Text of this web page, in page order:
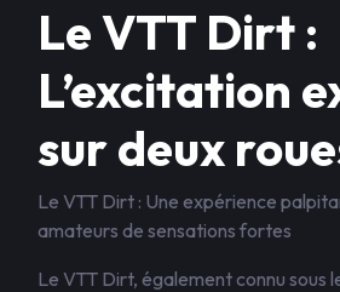
Le VTT Dirt :
L’excitation
sur deux
Le VTT Dirt : Une expérience
amateurs de sensations fortes
Le VTT Dirt, également connu sous